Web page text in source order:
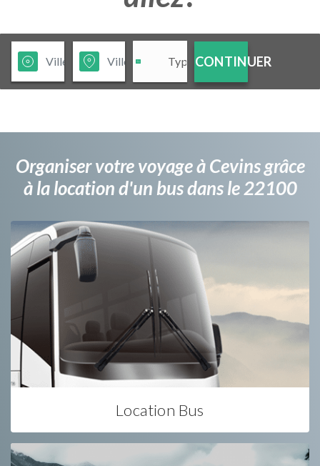
CONTINUER
Organiser votre voyage à Cevins grâce
à la location d'un bus dans le 22100
Location Bus